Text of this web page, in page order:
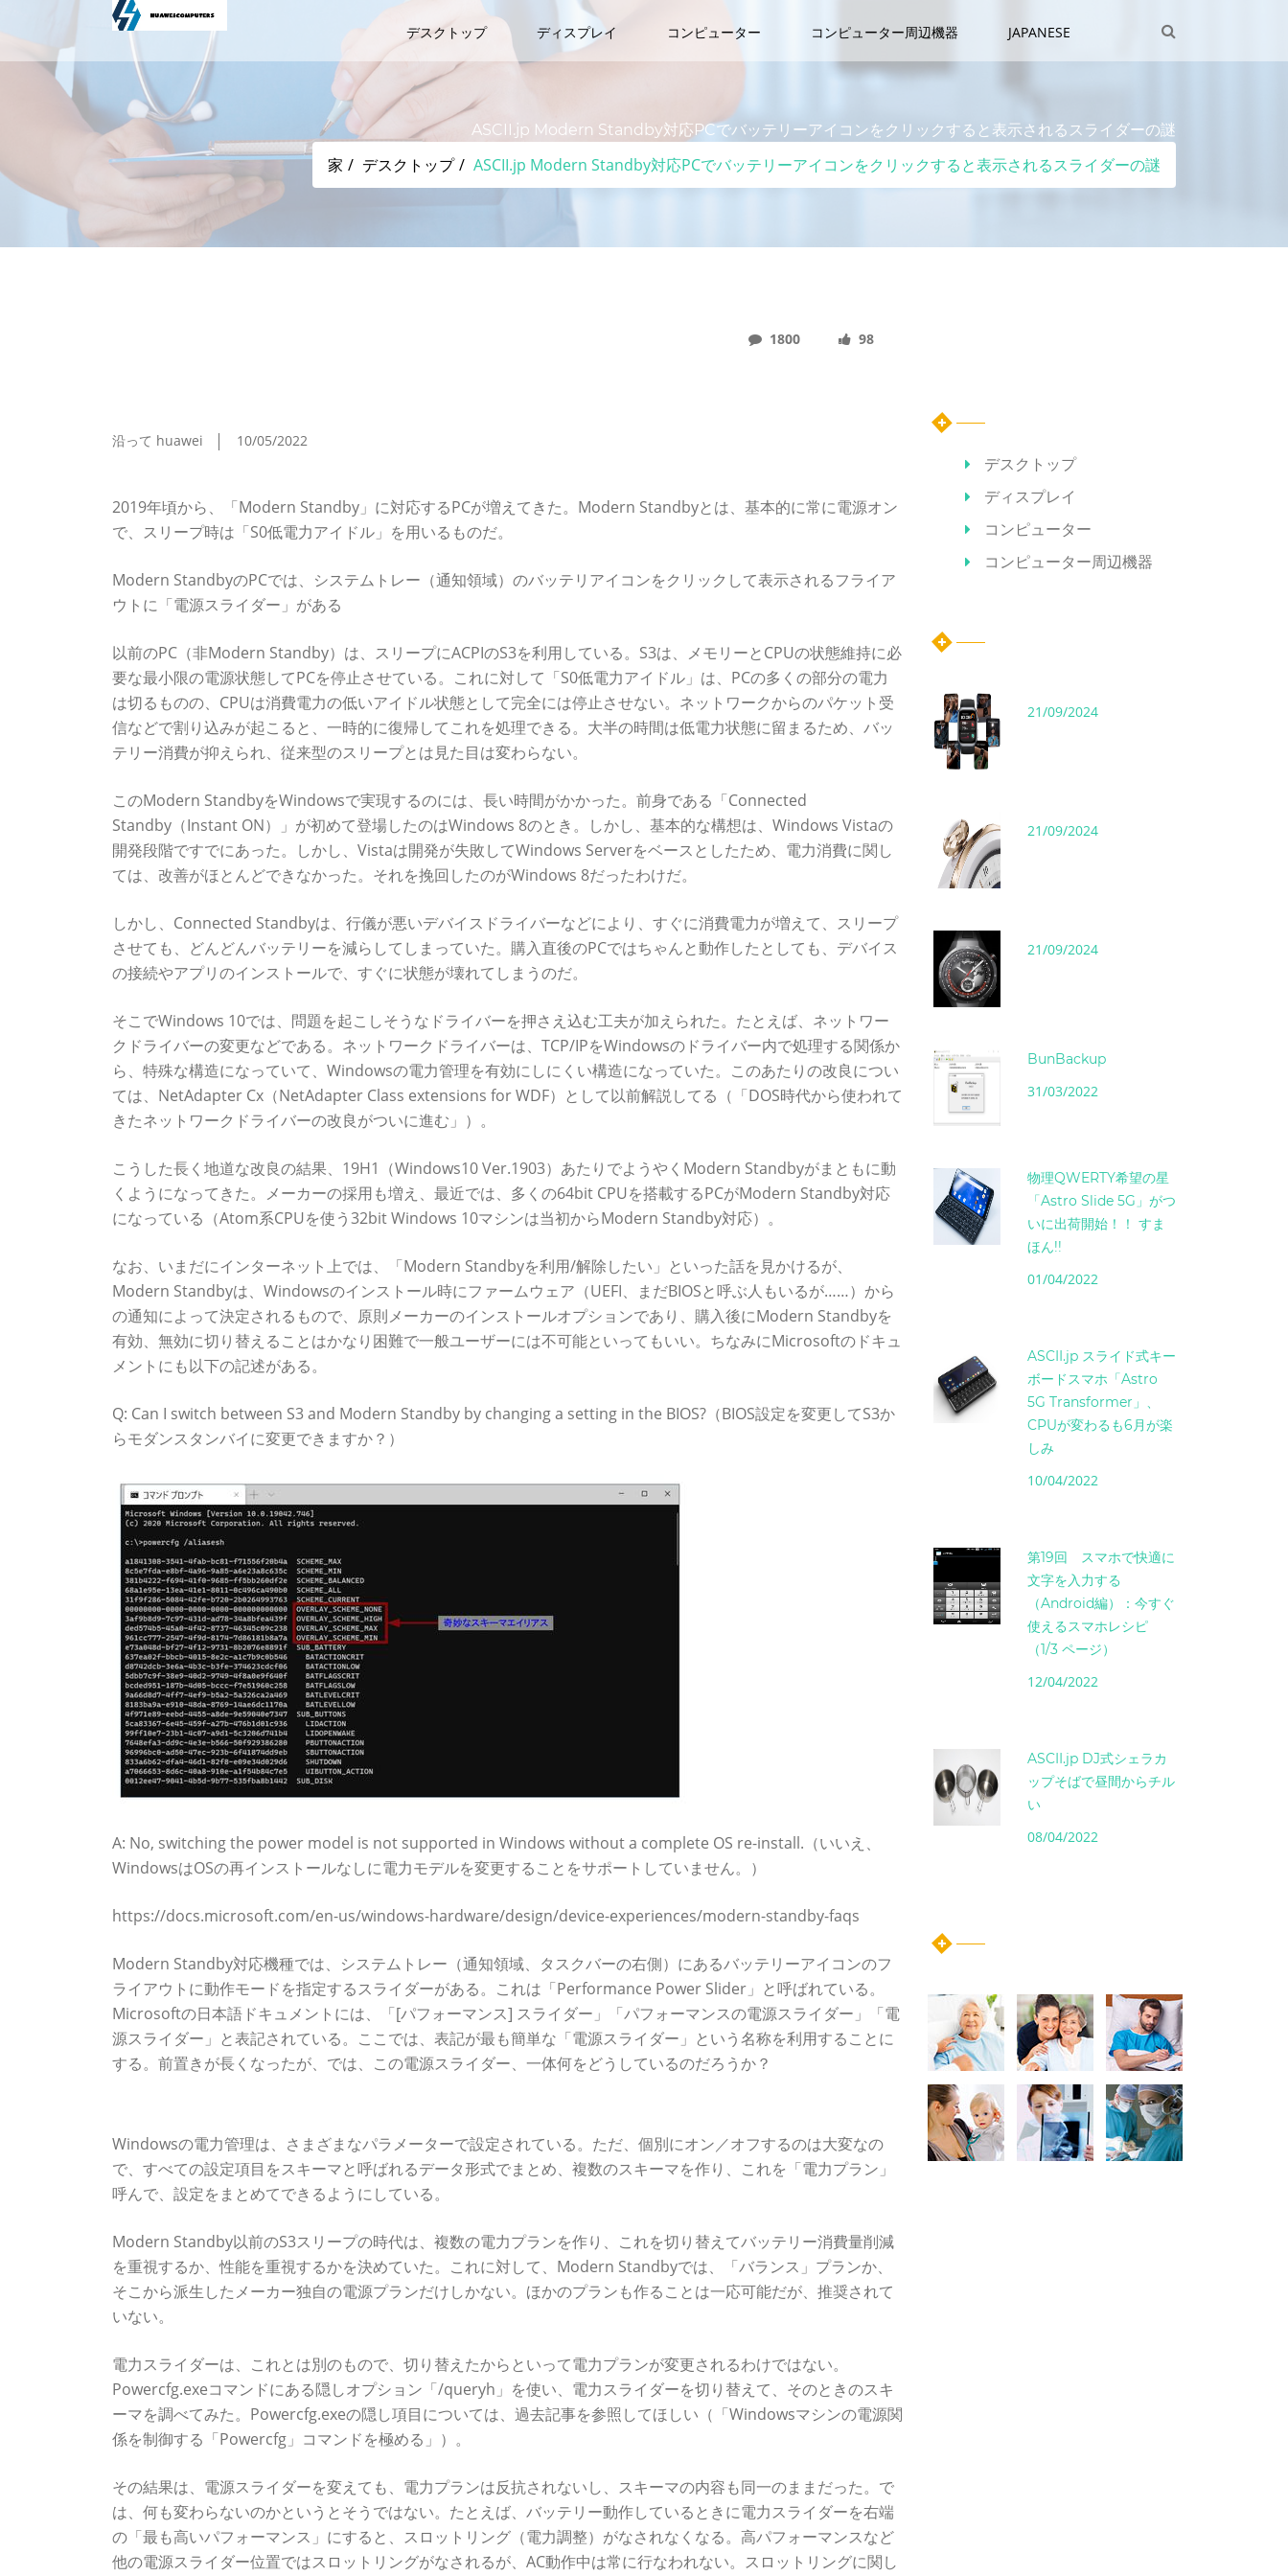
デスクトップ ディスプレイ コンピューター コンピューター周辺機器 JAPANESE
ASCII.jp Modern Standby対応PCでバッテリーアイコンをクリックすると表示されるスライダーの謎
家 デスクトップ ASCII.jp Modern Standby対応PCでバッテリーアイコンをクリックすると表示されるスライダーの謎
1800 98
沿って huawei
10/05/2022
2019年頃から、「Modern Standby」に対応するPCが増えてきた。Modern Standbyとは、基本的に常に電源オン
で、スリープ時は「S0低電力アイドル」を用いるものだ。
Modern StandbyのPCでは、システムトレー（通知領域）のバッテリアイコンをクリックして表示されるフライア
ウトに「電源スライダー」がある
以前のPC（非Modern Standby）は、スリープにACPIのS3を利用している。S3は、メモリーとCPUの状態維持に必
要な最小限の電源状態してPCを停止させている。これに対して「S0低電力アイドル」は、PCの多くの部分の電力
は切るものの、CPUは消費電力の低いアイドル状態として完全には停止させない。ネットワークからのパケット受
信などで割り込みが起こると、一時的に復帰してこれを処理できる。大半の時間は低電力状態に留まるため、バッ
テリー消費が抑えられ、従来型のスリープとは見た目は変わらない。
このModern StandbyをWindowsで実現するのには、長い時間がかかった。前身である「Connected
Standby（Instant ON）」が初めて登場したのはWindows 8のとき。しかし、基本的な構想は、Windows Vistaの
開発段階ですでにあった。しかし、Vistaは開発が失敗してWindows Serverをベースとしたため、電力消費に関し
ては、改善がほとんどできなかった。それを挽回したのがWindows 8だったわけだ。
しかし、Connected Standbyは、行儀が悪いデバイスドライバーなどにより、すぐに消費電力が増えて、スリープ
させても、どんどんバッテリーを減らしてしまっていた。購入直後のPCではちゃんと動作したとしても、デバイス
の接続やアプリのインストールで、すぐに状態が壊れてしまうのだ。
そこでWindows 10では、問題を起こしそうなドライバーを押さえ込む工夫が加えられた。たとえば、ネットワー
クドライバーの変更などである。ネットワークドライバーは、TCP/IPをWindowsのドライバー内で処理する関係か
ら、特殊な構造になっていて、Windowsの電力管理を有効にしにくい構造になっていた。このあたりの改良につい
ては、NetAdapter Cx（NetAdapter Class extensions for WDF）として以前解説してる（「DOS時代から使われて
きたネットワークドライバーの改良がついに進む」）。
こうした長く地道な改良の結果、19H1（Windows10 Ver.1903）あたりでようやくModern Standbyがまともに動
くようになってきた。メーカーの採用も増え、最近では、多くの64bit CPUを搭載するPCがModern Standby対応
になっている（Atom系CPUを使う32bit Windows 10マシンは当初からModern Standby対応）。
なお、いまだにインターネット上では、「Modern Standbyを利用/解除したい」といった話を見かけるが、
Modern Standbyは、Windowsのインストール時にファームウェア（UEFI、まだBIOSと呼ぶ人もいるが……）から
の通知によって決定されるもので、原則メーカーのインストールオプションであり、購入後にModern Standbyを
有効、無効に切り替えることはかなり困難で一般ユーザーには不可能といってもいい。ちなみにMicrosoftのドキュ
メントにも以下の記述がある。
Q: Can I switch between S3 and Modern Standby by changing a setting in the BIOS?（BIOS設定を変更してS3か
らモダンスタンバイに変更できますか？）
A: No, switching the power model is not supported in Windows without a complete OS re-install.（いいえ、
WindowsはOSの再インストールなしに電力モデルを変更することをサポートしていません。）
https://docs.microsoft.com/en-us/windows-hardware/design/device-experiences/modern-standby-faqs
Modern Standby対応機種では、システムトレー（通知領域、タスクバーの右側）にあるバッテリーアイコンのフ
ライアウトに動作モードを指定するスライダーがある。これは「Performance Power Slider」と呼ばれている。
Microsoftの日本語ドキュメントには、「[パフォーマンス] スライダー」「パフォーマンスの電源スライダー」「電
源スライダー」と表記されている。ここでは、表記が最も簡単な「電源スライダー」という名称を利用することに
する。前置きが長くなったが、では、この電源スライダー、一体何をどうしているのだろうか？
Windowsの電力管理は、さまざまなパラメーターで設定されている。ただ、個別にオン／オフするのは大変なの
で、すべての設定項目をスキーマと呼ばれるデータ形式でまとめ、複数のスキーマを作り、これを「電力プラン」
呼んで、設定をまとめてできるようにしている。
Modern Standby以前のS3スリープの時代は、複数の電力プランを作り、これを切り替えてバッテリー消費量削減
を重視するか、性能を重視するかを決めていた。これに対して、Modern Standbyでは、「バランス」プランか、
そこから派生したメーカー独自の電源プランだけしかない。ほかのプランも作ることは一応可能だが、推奨されて
いない。
電力スライダーは、これとは別のもので、切り替えたからといって電力プランが変更されるわけではない。
Powercfg.exeコマンドにある隠しオプション「/queryh」を使い、電力スライダーを切り替えて、そのときのスキ
ーマを調べてみた。Powercfg.exeの隠し項目については、過去記事を参照してほしい（「Windowsマシンの電源関
係を制御する「Powercfg」コマンドを極める」）。
その結果は、電源スライダーを変えても、電力プランは反抗されないし、スキーマの内容も同一のままだった。で
は、何も変わらないのかというとそうではない。たとえば、バッテリー動作しているときに電力スライダーを右端
の「最も高いパフォーマンス」にすると、スロットリング（電力調整）がなされなくなる。高パフォーマンスなど
他の電源スライダー位置ではスロットリングがなされるが、AC動作中は常に行なわれない。スロットリングに関し
デスクトップ
ディスプレイ
コンピューター
コンピューター周辺機器
21/09/2024
21/09/2024
21/09/2024
BunBackup
31/03/2022
物理QWERTY希望の星
「Astro Slide 5G」がつ
いに出荷開始！！ すま
ほん!!
01/04/2022
ASCII.jp スライド式キー
ボードスマホ「Astro
5G Transformer」、
CPUが変わるも6月が楽
しみ
10/04/2022
第19回 スマホで快適に
文字を入力する
（Android編）：今すぐ
使えるスマホレシピ
（1/3 ページ）
12/04/2022
ASCII.jp DJ式シェラカ
ップそばで昼間からチル
い
08/04/2022